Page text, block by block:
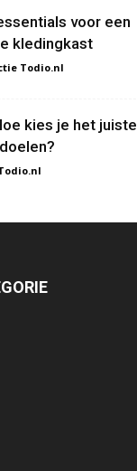
voor een
kledingkast
Todio.nl
kies je het juiste